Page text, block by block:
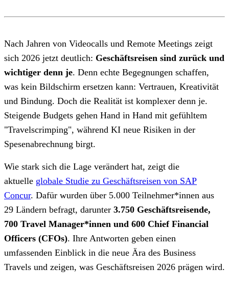
Nach Jahren von Videocalls und Remote Meetings zeigt
sich 2026 jetzt deutlich: Geschäftsreisen sind zurück und
wichtiger denn je. Denn echte Begegnungen schaffen,
was kein Bildschirm ersetzen kann: Vertrauen, Kreativität
und Bindung. Doch die Realität ist komplexer denn je.
Steigende Budgets gehen Hand in Hand mit gefühltem
"Travelscrimping", während KI neue Risiken in der
Spesenabrechnung birgt.
Wie stark sich die Lage verändert hat, zeigt die
aktuelle globale Studie zu Geschäftsreisen von SAP
Concur. Dafür wurden über 5.000 Teilnehmer*innen aus
29 Ländern befragt, darunter 3.750 Geschäftsreisende,
700 Travel Manager*innen und 600 Chief Financial
Officers (CFOs). Ihre Antworten geben einen
umfassenden Einblick in die neue Ära des Business
Travels und zeigen, was Geschäftsreisen 2026 prägen wird.